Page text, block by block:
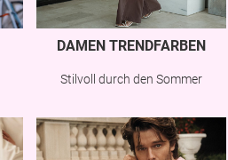
DAMEN TRENDFARBEN
Stilvoll durch den Sommer